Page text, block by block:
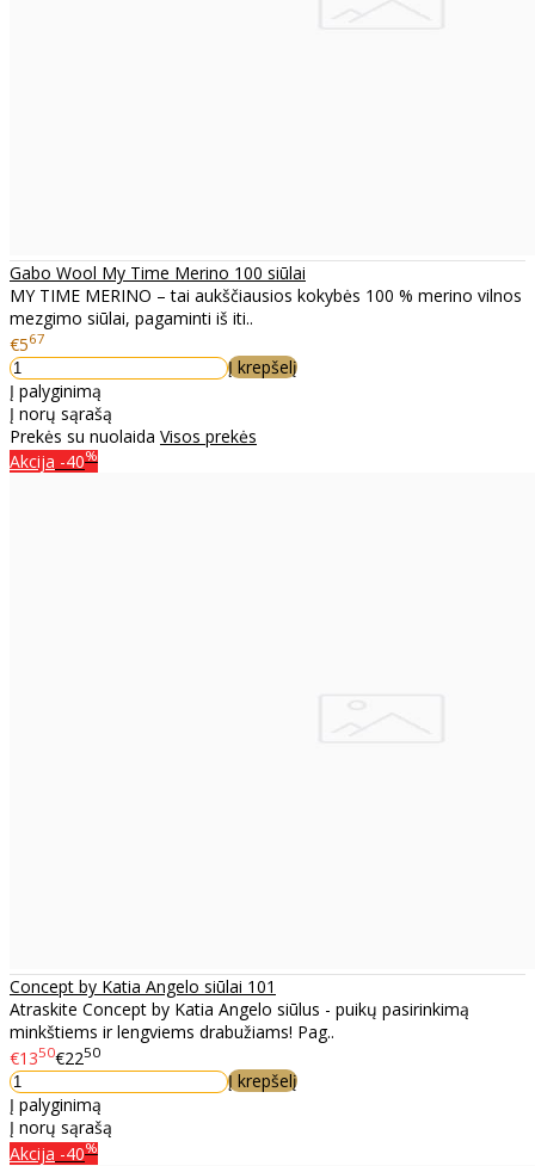
Gabo Wool My Time Merino 100 siūlai
MY TIME MERINO – tai aukščiausios kokybės 100 % merino vilnos
mezgimo siūlai, pagaminti iš iti..
€567
Į krepšelį
Į palyginimą
Į norų sąrašą
Prekės su nuolaida Visos prekės
Akcija -40%
Concept by Katia Angelo siūlai 101
Atraskite Concept by Katia Angelo siūlus - puikų pasirinkimą
minkštiems ir lengviems drabužiams! Pag..
€1350€2250
Į krepšelį
Į palyginimą
Į norų sąrašą
Akcija -40%